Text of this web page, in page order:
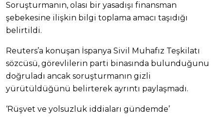
Soruşturmanın, olası bir yasadışı finansman
şebekesine ilişkin bilgi toplama amacı taşıdığı
belirtildi.
Reuters’a konuşan İspanya Sivil Muhafız Teşkilatı
sözcüsü, görevlilerin parti binasında bulunduğunu
doğruladı ancak soruşturmanın gizli
yürütüldüğünü belirterek ayrıntı paylaşmadı.
‘Rüşvet ve yolsuzluk iddiaları gündemde’